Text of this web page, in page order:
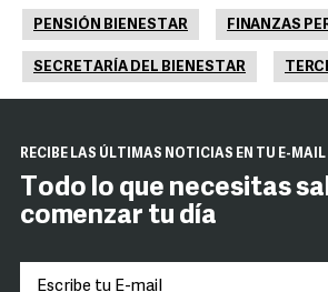
PENSIÓN BIENESTAR FINANZAS
SECRETARÍA DEL BIENESTAR
RECIBE LAS ÚLTIMAS NOTICIAS EN TU E-MAIL
Todo lo que necesitas
comenzar tu día